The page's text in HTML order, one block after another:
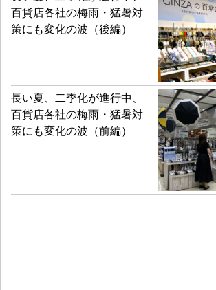
百貨店各社の梅雨・猛暑対
策にも変化の波（後編）
長い夏、二季化が進行中、
百貨店各社の梅雨・猛暑対
策にも変化の波（前編）